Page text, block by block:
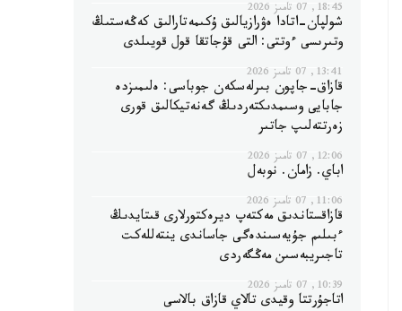
18:45, 07 تامىز 2026
شولپان-اتادا ەۋرازيالىق ۇكىمەتارالىق كەڭەستىڭ
وتىرىسى ءوتتى: التى قۇجاتقا قول قويىلدى
13:41, 07 تامىز 2026
قازاق-جاپون بىرلەسكەن جوباسى: ەلىمىزدە
جابايى وسىمدىكتەردىڭ گەنەتيكالىق قورى
زەرتتەلىپ جاتىر
12:06, 07 تامىز 2026
اباي. زامان. نوبەل
11:06, 07 تامىز 2026
قازاقستاندىق مەكتەپ ديرەكتورلارى قىتايدىڭ
ءبىلىم جۇيەسىندەگى جاساندى ينتەللەكت
تاجىريبەسىن مەڭگەردى
10:39, 07 تامىز 2026
اتاجۇرتتا وقيدى تالاي قازاق بالاسى